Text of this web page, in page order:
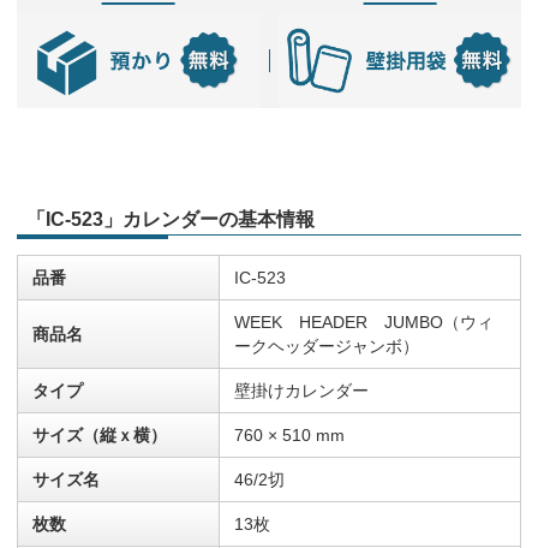
「IC-523」カレンダーの基本情報
品番 IC-523
商品名
WEEK HEADER JUMBO（ウィ
ークヘッダージャンボ）
タイプ 壁掛けカレンダー
サイズ（縦ｘ横） 760 × 510 mm
サイズ名 46/2切
枚数 13枚